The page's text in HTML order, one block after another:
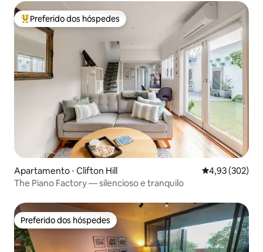
Entre os melhores preferidos dos hóspedes
Preferido dos hóspedes
Apartamento ⋅ Clifton Hill 4,93 de uma
4,93 (302)
The Piano Factory — silencioso e tranquilo
Preferido dos hóspedes
Preferido dos hóspedes